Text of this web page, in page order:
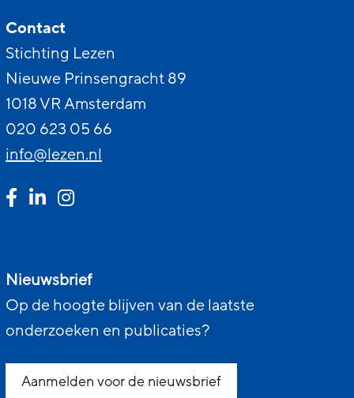
Contact
Stichting Lezen
Nieuwe Prinsengracht 89
1018 VR Amsterdam
020 623 05 66
info@lezen.nl
Nieuwsbrief
Op de hoogte blijven van de laatste
onderzoeken en publicaties?
Aanmelden voor de nieuwsbrief